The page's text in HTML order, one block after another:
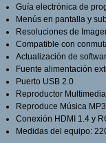
Guía electrónica de
Menús en pantalla y
Resoluciones de
Compatible con
Actualización de
Fuente alimentación
Puerto USB 2.0
Reproductor Multimedia
Reproduce Música
Conexión HDMI 1.4 y
Medidas del equipo: